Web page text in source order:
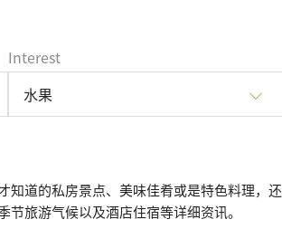
Interest
水果
知道的私房景点、美味佳肴或是特色料理，还
旅游气候以及酒店住宿等详细资讯。